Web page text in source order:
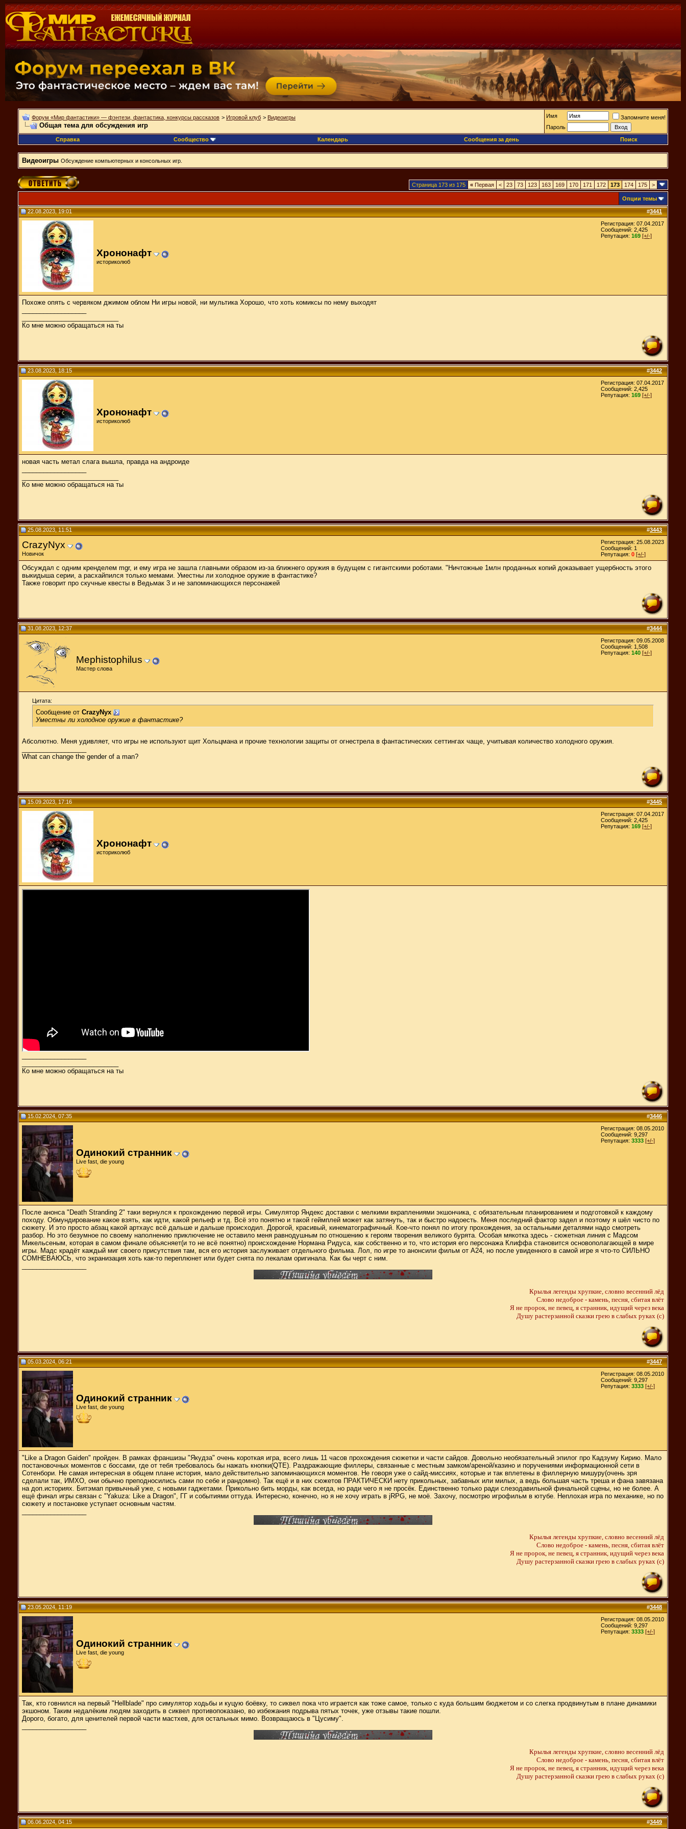
Форум «Мир фантастики» — фэнтези, фантастика, конкурсы рассказов > Игровой клуб > Видеоигры
Общая тема для обсуждения игр
Имя
Запомните меня!
Пароль
Справка
Сообщество Календарь Сообщения за день Поиск
Видеоигры Обсуждение компьютерных и консольных игр.
Страница 173 из 175 « Первая < 23 73 123 163 169 170 171 172 173 174 175 >
Опции темы
#3441
22.08.2023, 19:01
Хрононафт
историколюб
Регистрация: 07.04.2017
Сообщений: 2,425
Репутация: 169 [+/-]
Похоже опять с червяком джимом облом Ни игры новой, ни мультика Хорошо, что хоть комиксы по нему выходят
Ко мне можно обращаться на ты
#3442
23.08.2023, 18:15
Хрононафт
историколюб
Регистрация: 07.04.2017
Сообщений: 2,425
Репутация: 169 [+/-]
новая часть метал слага вышла, правда на андроиде
Ко мне можно обращаться на ты
#3443
25.08.2023, 11:51
CrazyNyx
Новичок
Регистрация: 25.08.2023
Сообщений: 1
Репутация: 0 [+/-]
Обсуждал с одним кренделем mgr, и ему игра не зашла главными образом из-за ближнего оружия в будущем с гигантскими роботами. "Ничтожные 1млн проданных копий доказывает ущербность этого
выкидыша серии, а расхайпился только мемами. Уместны ли холодное оружие в фантастике?
Также говорит про скучные квесты в Ведьмак 3 и не запоминающихся персонажей
#3444
31.08.2023, 12:37
Mephistophilus
Мастер слова
Регистрация: 09.05.2008
Сообщений: 1,508
Репутация: 140 [+/-]
Цитата:
Сообщение от CrazyNyx
Уместны ли холодное оружие в фантастике?
Абсолютно. Меня удивляет, что игры не используют щит Хольцмана и прочие технологии защиты от огнестрела в фантастических сеттингах чаще, учитывая количество холодного оружия.
What can change the gender of a man?
#3445
15.09.2023, 17:16
Хрононафт
историколюб
Регистрация: 07.04.2017
Сообщений: 2,425
Репутация: 169 [+/-]
Ко мне можно обращаться на ты
#3446
15.02.2024, 07:35
Одинокий странник
Live fast, die young
Регистрация: 08.05.2010
Сообщений: 9,297
Репутация: 3333 [+/-]
После анонса "Death Stranding 2" таки вернулся к прохождению первой игры. Симулятор Яндекс доставки с мелкими вкраплениями экшончика, с обязательным планированием и подготовкой к каждому
походу. Обмундирование какое взять, как идти, какой рельеф и тд. Всё это понятно и такой геймплей может как затянуть, так и быстро надоесть. Меня последний фактор задел и поэтому я шёл чисто по
сюжету. И это просто абзац какой артхаус всё дальше и дальше происходил. Дорогой, красивый, кинематографичный. Кое-что понял по итогу прохождения, за остальными деталями надо смотреть
разбор. Но это безумное по своему наполнению приключение не оставило меня равнодушным по отношению к героям творения великого бурята. Особая мякотка здесь - сюжетная линия с Мадсом
Микельсеным, которая в самом финале объясняет(и то не всё понятно) происхождение Нормана Ридуса, как собственно и то, что история его персонажа Клиффа становится основополагающей в мире
игры. Мадс крадёт каждый миг своего присутствия там, вся его история заслуживает отдельного фильма. Лол, по игре то анонсили фильм от A24, но после увиденного в самой игре я что-то СИЛЬНО
СОМНЕВАЮСЬ, что экранизация хоть как-то переплюнет или будет снята по лекалам оригинала. Как бы черт с ним.
Крылья легенды хрупкие, словно весенний лёд
Слово недоброе - камень, песня, сбитая влёт
Я не пророк, не певец, я странник, идущий через века
Душу растерзанной сказки грею в слабых руках (c)
#3447
05.03.2024, 06:21
Одинокий странник
Live fast, die young
Регистрация: 08.05.2010
Сообщений: 9,297
Репутация: 3333 [+/-]
"Like a Dragon Gaiden" пройден. В рамках франшизы "Якудза" очень короткая игра, всего лишь 11 часов прохождения сюжетки и части сайдов. Довольно необязательный эпилог про Кадзуму Кирию. Мало
постановочных моментов с боссами, где от тебя требовалось бы нажать кнопки(QTE). Раздражающие филлеры, связанные с местным замком/ареной/казино и поручениями информационной сети в
Сотенбори. Не самая интересная в общем плане история, мало действительно запоминающихся моментов. Не говоря уже о сайд-миссиях, которые и так вплетены в филлерную мишуру(очень зря
сделали так, ИМХО, они обычно преподносились сами по себе и рандомно). Так ещё и в них сюжетов ПРАКТИЧЕСКИ нету прикольных, забавных или милых, а ведь большая часть треша и фана завязана
на доп.историях. Битэмап привычный уже, с новыми гаджетами. Прикольно бить морды, как всегда, но ради чего я не просёк. Единственно только ради слезодавильной финальной сцены, но не более. А
ещё финал игры связан с "Yakuza: Like a Dragon", ГГ и событиями оттуда. Интересно, конечно, но я не хочу играть в jRPG, не моё. Захочу, посмотрю игрофильм в ютубе. Неплохая игра по механике, но по
сюжету и постановке уступает основным частям.
Крылья легенды хрупкие, словно весенний лёд
Слово недоброе - камень, песня, сбитая влёт
Я не пророк, не певец, я странник, идущий через века
Душу растерзанной сказки грею в слабых руках (c)
#3448
23.05.2024, 11:19
Одинокий странник
Live fast, die young
Регистрация: 08.05.2010
Сообщений: 9,297
Репутация: 3333 [+/-]
Так, кто говнился на первый "Hellblade" про симулятор ходьбы и куцую боёвку, то сиквел пока что играется как тоже самое, только с куда большим бюджетом и со слегка продвинутым в плане динамики
экшоном. Таким недалёким людям заходить в сиквел противопоказано, во избежания подрыва пятых точек, уже отзывы такие пошли.
Дорого, богато, для ценителей первой части мастхев, для остальных мимо. Возвращаюсь в "Цусиму".
Крылья легенды хрупкие, словно весенний лёд
Слово недоброе - камень, песня, сбитая влёт
Я не пророк, не певец, я странник, идущий через века
Душу растерзанной сказки грею в слабых руках (c)
#3449
06.06.2024, 04:15